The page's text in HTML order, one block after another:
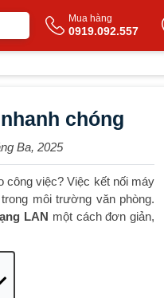
Mua hàng
0919.092.557
chóng
Ba, 2025
công việc? Việc kết nối máy
môi trường văn phòng.
LAN một cách đơn giản,